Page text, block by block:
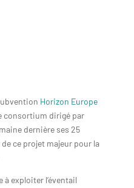
Horizon Europe
consortium dirigé par
dernière ses 25
ce projet majeur pour la
à exploiter l’éventail